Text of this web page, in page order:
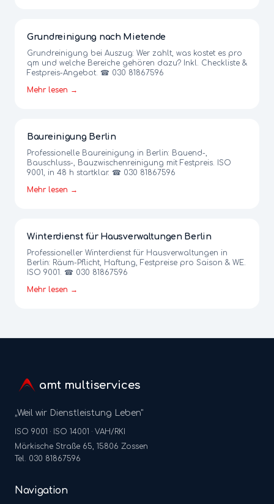
Grundreinigung nach Mietende
Grundreinigung bei Auszug: Wer zahlt, was kostet es pro
qm und welche Bereiche gehören dazu? Inkl. Checkliste &
Festpreis-Angebot. ☎ 030 81867596
Mehr lesen →
Baureinigung Berlin
Professionelle Baureinigung in Berlin: Bauend-,
Bauschluss-, Bauzwischenreinigung mit Festpreis. ISO
9001, in 48 h startklar. ☎ 030 81867596
Mehr lesen →
Winterdienst für Hausverwaltungen Berlin
Professioneller Winterdienst für Hausverwaltungen in
Berlin: Räum-Pflicht, Haftung, Festpreise pro Saison & WE.
ISO 9001. ☎ 030 81867596
Mehr lesen →
amt multiservices
„Weil wir Dienstleistung Leben"
ISO 9001 · ISO 14001 · VAH/RKI
Märkische Straße 65, 15806 Zossen
Tel. 030 81867596
Navigation